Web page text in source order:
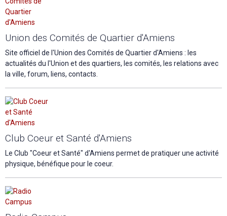
Union des Comités de Quartier d'Amiens
Site officiel de l'Union des Comités de Quartier d'Amiens : les
actualités du l'Union et des quartiers, les comités, les relations avec
la ville, forum, liens, contacts.
Club Coeur et Santé d'Amiens
Le Club "Coeur et Santé" d'Amiens permet de pratiquer une activité
physique, bénéfique pour le coeur.